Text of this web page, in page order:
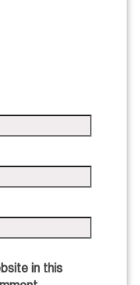
in this